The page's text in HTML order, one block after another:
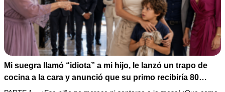
Mi suegra llamó “idiota” a mi hijo, le lanzó un trapo de
cocina a la cara y anunció que su primo recibiría 80
millones y el 50% de las acciones: “Aprende cuál es tu